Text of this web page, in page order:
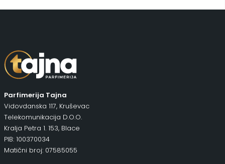
Šminka (187)
Parfimerija Tajna
Vidovdanska 117, Kruševac
Telekomunikacija D.O.O.
Kralja Petra 1. 153, Blace
PIB: 100370034
Matični broj: 07585055